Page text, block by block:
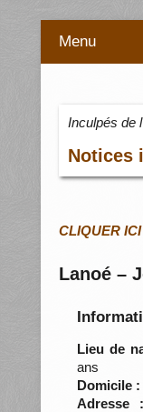
Menu
Inculpés de
Notices
CLIQUER
Lanoé –
Lieu de
ans
Domicile :
Adresse :